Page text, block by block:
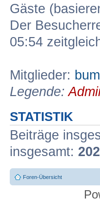
Gäste
Der
05:54
Mitglieder:
Legende:
STATISTIK
Beiträge
insgesamt: 202
Foren-Übersicht